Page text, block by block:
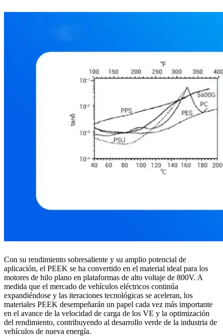
Con su rendimiento sobresaliente y su amplio potencial de
aplicación, el PEEK se ha convertido en el material ideal para los
motores de hilo plano en plataformas de alto voltaje de 800V. A
medida que el mercado de vehículos eléctricos continúa
expandiéndose y las iteraciones tecnológicas se aceleran, los
materiales PEEK desempeñarán un papel cada vez más importante
en el avance de la velocidad de carga de los VE y la optimización
del rendimiento, contribuyendo al desarrollo verde de la industria de
vehículos de nueva energía.